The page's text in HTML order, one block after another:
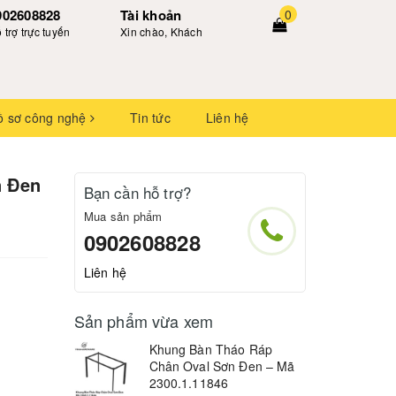
trợ trực tuyến
Tài khoản
Xin chào, Khách
0
sơ công nghệ Tin tức Liên hệ
Đen Bạn cần hỗ trợ?
Mua sản phẩm
0902608828
Liên hệ
Sản phẩm vừa xem
Khung Bàn Tháo Ráp
Chân Oval Sơn Đen – Mã
2300.1.11846